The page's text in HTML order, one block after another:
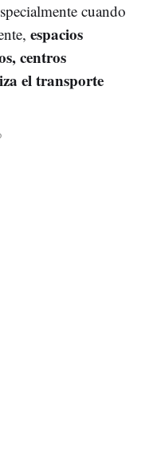
cuando
espacios
centros
el transporte